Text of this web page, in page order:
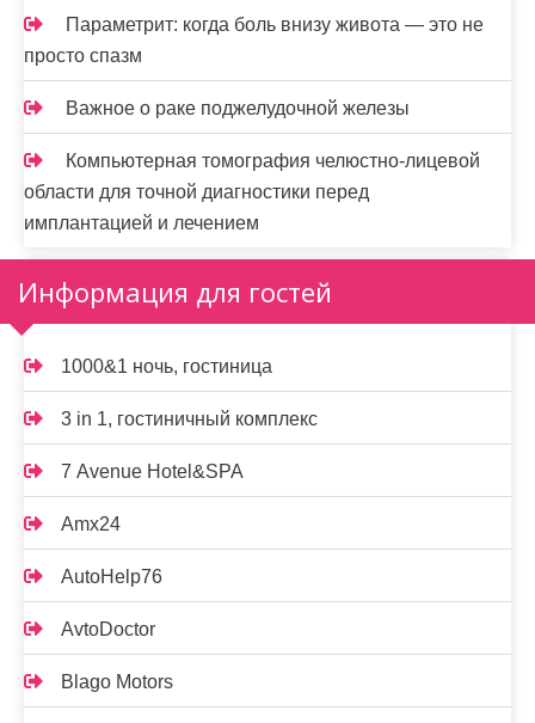
Параметрит: когда боль внизу живота — это не
просто спазм
Важное о раке поджелудочной железы
Компьютерная томография челюстно-лицевой
области для точной диагностики перед
имплантацией и лечением
Информация для гостей
1000&1 ночь, гостиница
3 in 1, гостиничный комплекс
7 Avenue Hotel&SPA
Amx24
AutoHelp76
AvtoDoctor
Blago Motors